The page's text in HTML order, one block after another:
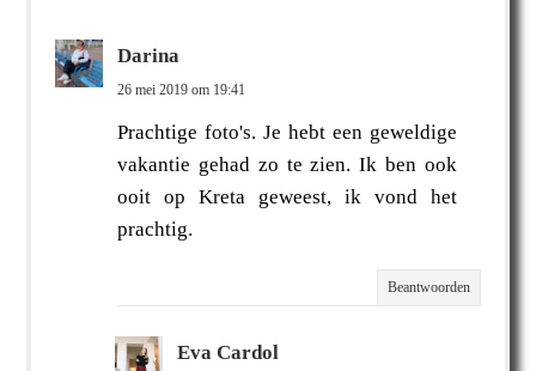
Darina
26 mei 2019 om 19:41
Prachtige foto's. Je hebt een geweldige
vakantie gehad zo te zien. Ik ben ook
ooit op Kreta geweest, ik vond het
prachtig.
Beantwoorden
Eva Cardol